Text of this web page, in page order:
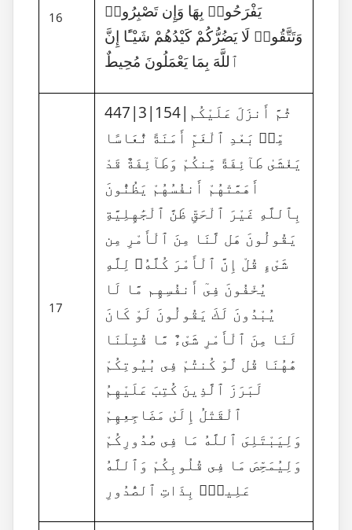
16
يَفْرَحُوا۟ بِهَا وَإِن تَصْبِرُوا۟
وَتَتَّقُوا۟ لَا يَضُرُّكُمْ كَيْدُهُمْ شَيْـًٔا إِنَّ
ٱللَّهَ بِمَا يَعْمَلُونَ مُحِيطٌ
17
447|3|154|ثُمَّ أَنزَلَ عَلَيْكُم
مِّنۢ بَعْدِ ٱلْغَمِّ أَمَنَةً نُّعَاسًا
يَغْشَىٰ طَآئِفَةً مِّنكُمْ وَطَآئِفَةٌ قَدْ
أَهَمَّتْهُمْ أَنفُسُهُمْ يَظُنُّونَ
بِٱللَّهِ غَيْرَ ٱلْحَقِّ ظَنَّ ٱلْجَٰهِلِيَّةِ
يَقُولُونَ هَل لَّنَا مِنَ ٱلْأَمْرِ مِن
شَىْءٍ قُلْ إِنَّ ٱلْأَمْرَ كُلَّهُۥ لِلَّهِ
يُخْفُونَ فِىٓ أَنفُسِهِم مَّا لَا
يُبْدُونَ لَكَ يَقُولُونَ لَوْ كَانَ
لَنَا مِنَ ٱلْأَمْرِ شَىْءٌ مَّا قُتِلْنَا
هَٰهُنَا قُل لَّوْ كُنتُمْ فِى بُيُوتِكُمْ
لَبَرَزَ ٱلَّذِينَ كُتِبَ عَلَيْهِمُ
ٱلْقَتْلُ إِلَىٰ مَضَاجِعِهِمْ
وَلِيَبْتَلِىَ ٱللَّهُ مَا فِى صُدُورِكُمْ
وَلِيُمَحِّصَ مَا فِى قُلُوبِكُمْ وَٱللَّهُ
عَلِيمٌۢ بِذَاتِ ٱلصُّدُورِ